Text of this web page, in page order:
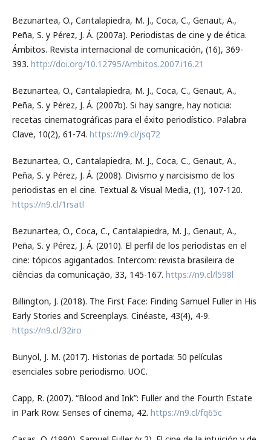
Bezunartea, O., Cantalapiedra, M. J., Coca, C., Genaut, A.,
Peña, S. y Pérez, J. Á. (2007a). Periodistas de cine y de ética.
Ámbitos. Revista internacional de comunicación, (16), 369-
393. http://doi.org/10.12795/Ambitos.2007.i16.21
Bezunartea, O., Cantalapiedra, M. J., Coca, C., Genaut, A.,
Peña, S. y Pérez, J. Á. (2007b). Si hay sangre, hay noticia:
recetas cinematográficas para el éxito periodístico. Palabra
Clave, 10(2), 61-74. https://n9.cl/jsq72
Bezunartea, O., Cantalapiedra, M. J., Coca, C., Genaut, A.,
Peña, S. y Pérez, J. Á. (2008). Divismo y narcisismo de los
periodistas en el cine. Textual & Visual Media, (1), 107-120.
https://n9.cl/1rsatl
Bezunartea, O., Coca, C., Cantalapiedra, M. J., Genaut, A.,
Peña, S. y Pérez, J. Á. (2010). El perfil de los periodistas en el
cine: tópicos agigantados. Intercom: revista brasileira de
ciências da comunicação, 33, 145-167. https://n9.cl/l598l
Billington, J. (2018). The First Face: Finding Samuel Fuller in His
Early Stories and Screenplays. Cinéaste, 43(4), 4-9.
https://n9.cl/32iro
Bunyol, J. M. (2017). Historias de portada: 50 películas
esenciales sobre periodismo. UOC.
Capp, R. (2007). “Blood and Ink”: Fuller and the Fourth Estate
in Park Row. Senses of cinema, 42. https://n9.cl/fq65c